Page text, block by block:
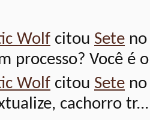
Wolf citou Sete
processo? Você é
Wolf citou Sete
cachorro tr...